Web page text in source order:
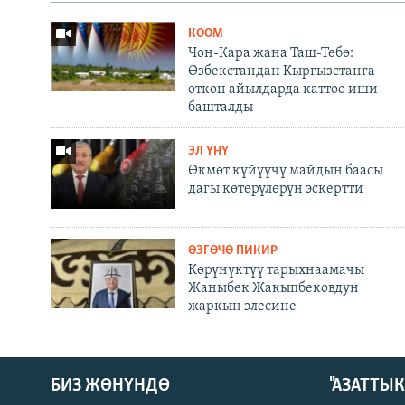
КООМ
Чоң-Кара жана Таш-Төбө:
Өзбекстандан Кыргызстанга
өткөн айылдарда каттоо иши
башталды
ЭЛ ҮНҮ
Өкмөт күйүүчү майдын баасы
дагы көтөрүлөрүн эскертти
ӨЗГӨЧӨ ПИКИР
Көрүнүктүү тарыхнаамачы
Жаныбек Жакыпбековдун
жаркын элесине
БИЗ ЖӨНҮНДӨ